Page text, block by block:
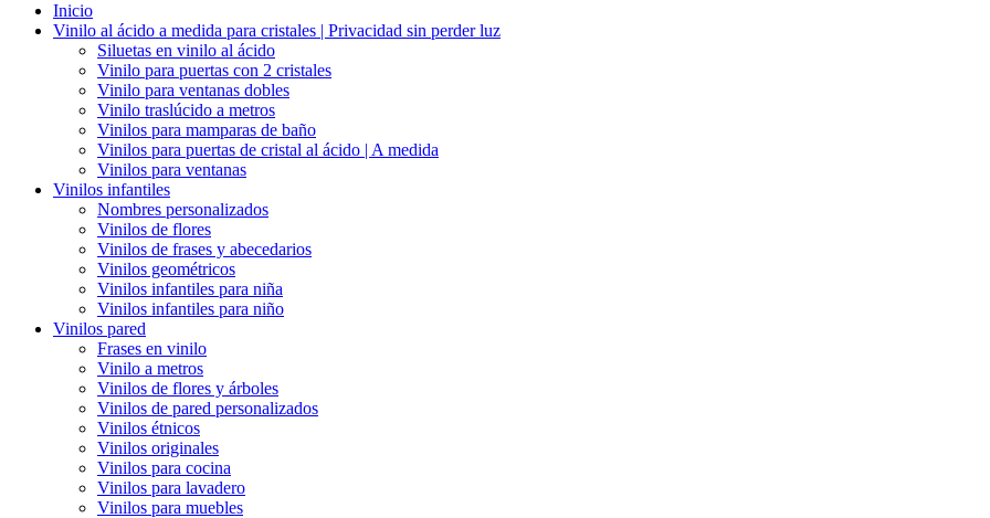
Inicio
Vinilo al ácido a medida para cristales | Privacidad sin perder luz
Siluetas en vinilo al ácido
Vinilo para puertas con 2 cristales
Vinilo para ventanas dobles
Vinilo traslúcido a metros
Vinilos para mamparas de baño
Vinilos para puertas de cristal al ácido | A medida
Vinilos para ventanas
Vinilos infantiles
Nombres personalizados
Vinilos de flores
Vinilos de frases y abecedarios
Vinilos geométricos
Vinilos infantiles para niña
Vinilos infantiles para niño
Vinilos pared
Frases en vinilo
Vinilo a metros
Vinilos de flores y árboles
Vinilos de pared personalizados
Vinilos étnicos
Vinilos originales
Vinilos para cocina
Vinilos para lavadero
Vinilos para muebles